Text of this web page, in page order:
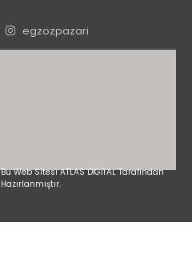
egzozpazari
Bu Web Sitesi ATLAS DİGİTAL Tarafından
Hazırlanmıştır.